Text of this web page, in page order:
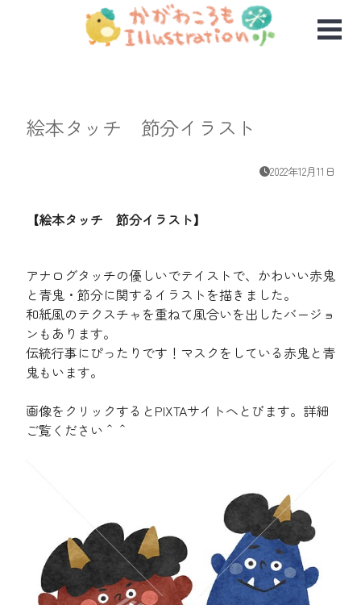
絵本タッチ 節分イラスト
2022年12月11日
【絵本タッチ 節分イラスト】
アナログタッチの優しいでテイストで、かわいい赤鬼
と青鬼・節分に関するイラストを描きました。
和紙風のテクスチャを重ねて風合いを出したバージョ
ンもあります。
伝統行事にぴったりです！マスクをしている赤鬼と青
鬼もいます。
画像をクリックするとPIXTAサイトへとびます。詳細
ご覧ください＾＾